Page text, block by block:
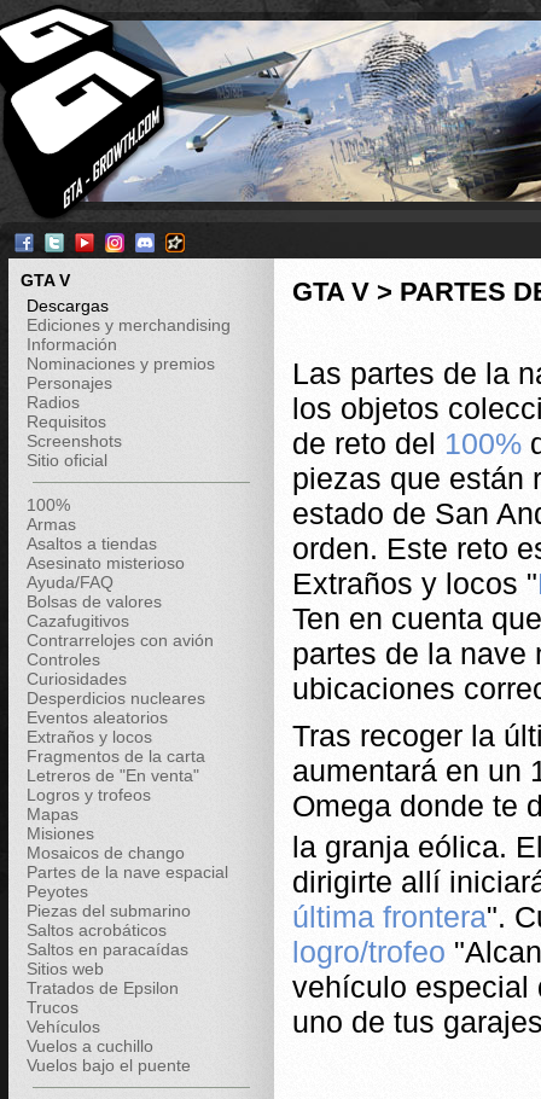
GTA V
Descargas
Ediciones y merchandising
Información
Nominaciones y premios
Personajes
Radios
Requisitos
Screenshots
Sitio oficial
100%
Armas
Asaltos a tiendas
Asesinato misterioso
Ayuda/FAQ
Bolsas de valores
Cazafugitivos
Contrarrelojes con avión
Controles
Curiosidades
Desperdicios nucleares
Eventos aleatorios
Extraños y locos
Fragmentos de la carta
Letreros de "En venta"
Logros y trofeos
Mapas
Misiones
Mosaicos de chango
Partes de la nave espacial
Peyotes
Piezas del submarino
Saltos acrobáticos
Saltos en paracaídas
Sitios web
Tratados de Epsilon
Trucos
Vehículos
Vuelos a cuchillo
Vuelos bajo el puente
GTA V > PARTES
Las partes de la
los objetos
de reto del 100%
piezas que están
estado de San
orden. Este reto
Extraños y locos "
Ten en cuenta
partes de la nave
ubicaciones
Tras recoger la
aumentará en un
Omega donde te
la granja eólica.
dirigirte allí
última frontera".
logro/trofeo
vehículo
uno de tus